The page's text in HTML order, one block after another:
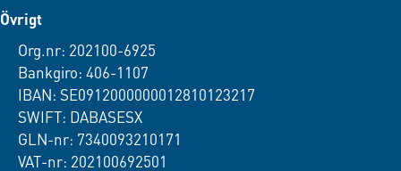
Övrigt
Org.nr: 202100-6925
Bankgiro: 406-1107
IBAN: SE0912000000012810123217
SWIFT: DABASESX
GLN-nr: 7340093210171
VAT-nr: 202100692501